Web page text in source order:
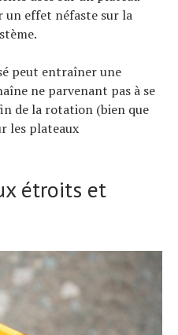
effet néfaste sur la
peut entraîner une
ne parvenant pas à se
de la rotation (bien que
les plateaux
étroits et